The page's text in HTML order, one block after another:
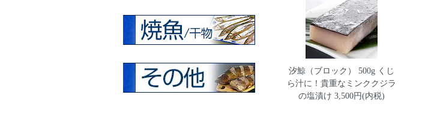
汐鯨（ブロック） 500gくじ
ら汁に！貴重なミンククジラ
の塩漬け 3,500円(内税)